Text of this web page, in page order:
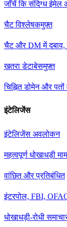
जाँचें कि संदिग्ध ईमेल
चैट विश्लेषकमुफ़्त
चैट और DM में दबाव,
खतरा डेटाबेसमुफ़्त
चिह्नित डोमेन और
इंटेलिजेंस
इंटेलिजेंस अवलोकन
महत्वपूर्ण धोखाधड़ी
वांछित और प्रतिबंधित
इंटरपोल, FBI,
धोखाधड़ी-रोधी